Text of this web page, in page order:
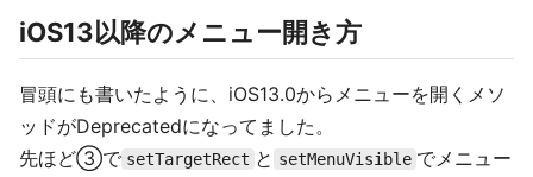
iOS13以降のメニュー開き方
冒頭にも書いたように、iOS13.0からメニューを開くメソ
ッドがDeprecatedになってました。
先ほど③で setTargetRect と setMenuVisible でメニュー